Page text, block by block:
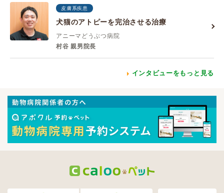
皮膚系疾患
犬猫のアトピーを完治させる治療
アニーマどうぶつ病院
村谷 親男院長
インタビューをもっと見る